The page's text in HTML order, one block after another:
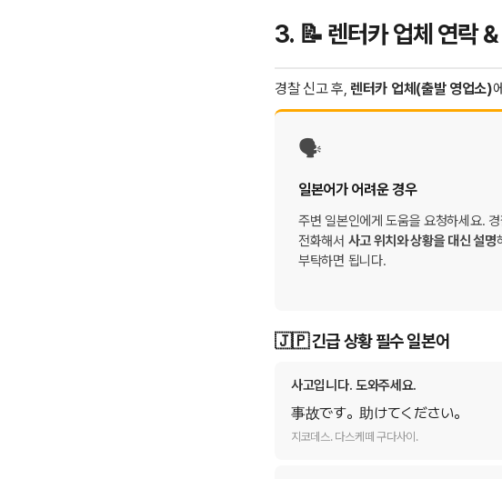
3. 📝 렌터카 업체 연락 &
경찰 신고 후, 렌터카 업체(출발 영업소)
🗣️
일본어가 어려운 경우
주변 일본인에게 도움을 요청하세요. 경
전화해서 사고 위치와 상황을 대신 설명
부탁하면 됩니다.
🇯🇵 긴급 상황 필수 일본어
사고입니다. 도와주세요.
事故です。助けてください。
지코데스. 다스케떼 구다사이.